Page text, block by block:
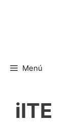
Menú
iITE